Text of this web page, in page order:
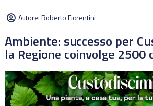
Autore:Roberto Fiorentini
Ambiente: successo per
la Regione coinvolge 2500